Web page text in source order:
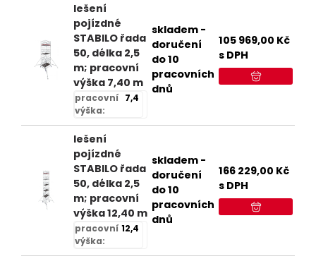
lešení
pojízdné
STABILO řada
50, délka 2,5
m; pracovní
výška 7,40 m
pracovní
výška:
7,4
skladem -
doručení
do 10
pracovních
dnů
105 969,00 Kč
s DPH
lešení
pojízdné
STABILO řada
50, délka 2,5
m; pracovní
výška 12,40 m
pracovní
výška:
12,4
skladem -
doručení
do 10
pracovních
dnů
166 229,00 Kč
s DPH